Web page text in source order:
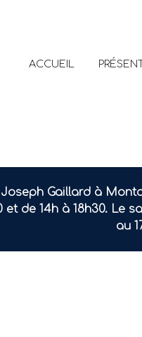
ACCUEIL
Gaillard à
et de 14h à 18h30. Le
au